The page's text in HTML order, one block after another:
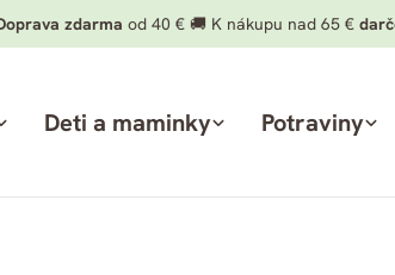
zdarma od 40 € 🚚 K nákupu nad 65 €
Deti a maminky Potraviny